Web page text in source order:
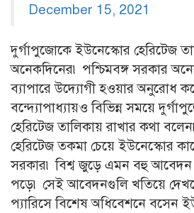
December 15, 2021
দুর্গাপুজোকে ইউনেস্কোর হেরিটেজ
অনেকদিনের৷ পশ্চিমবঙ্গ সরকার
ব্যাপারে উদ্যোগী হওয়ার অনুরোধ
বন্দ্যোপাধ্যায়ও বিভিন্ন সময়ে
হেরিটেজ তালিকায় রাখার কথা
হেরিটেজ তকমা চেয়ে ইউনেস্কোর
সরকার৷ বিশ্ব জুড়ে এমন বহু আবেদন
পড়ে৷ সেই আবেদনগুলি খতিয়ে
প্যারিসে বিশেষ অধিবেশনে বসেন